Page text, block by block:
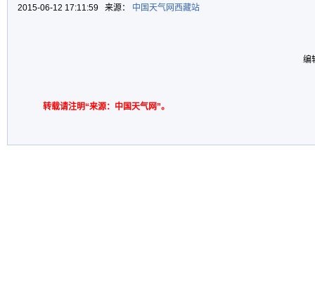
2015-06-12 17:11:59 来源： 中国天气网西藏站
编
转载请注明“来源：中国天气网”。